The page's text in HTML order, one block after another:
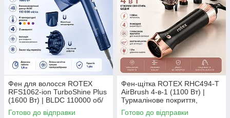
Фен для волосся ROTEX
RFS1062-ion TurboShine Plus
(1600 Вт) | BLDC 110000 об/
хв, іонізація, дифузор,
Готово до відправки
Фен-щітка ROTEX RHC494-T
AirBrush 4-в-1 (1100 Вт) |
Турмалінове покриття,
плойка, гребінці та
Готово до відправки